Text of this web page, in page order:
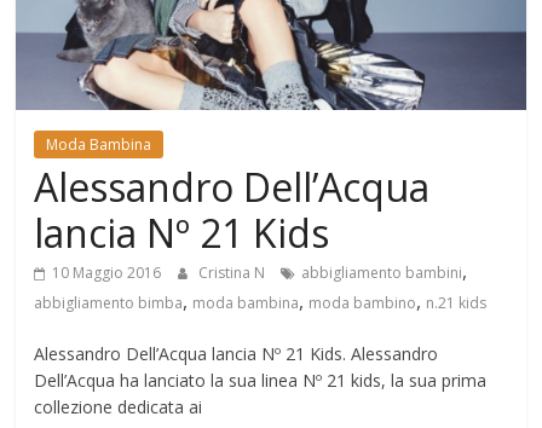
Mondo
Moda Bambina
Alessandro Dell’Acqua
lancia Nº 21 Kids
10 Maggio 2016 Cristina N abbigliamento bambini,
abbigliamento bimba, moda bambina, moda bambino, n.21 kids
Alessandro Dell’Acqua lancia Nº 21 Kids. Alessandro
Dell’Acqua ha lanciato la sua linea Nº 21 kids, la sua prima
collezione dedicata ai